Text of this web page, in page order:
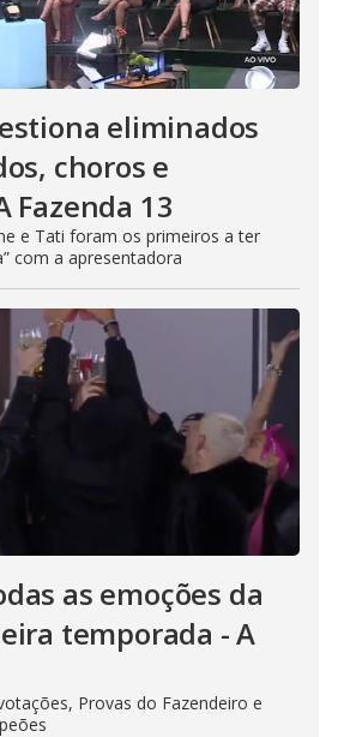
eliminados
choros e
Fazenda 13
e Tati foram os primeiros a ter
com a apresentadora
as emoções da
temporada - A
Provas do Fazendeiro e